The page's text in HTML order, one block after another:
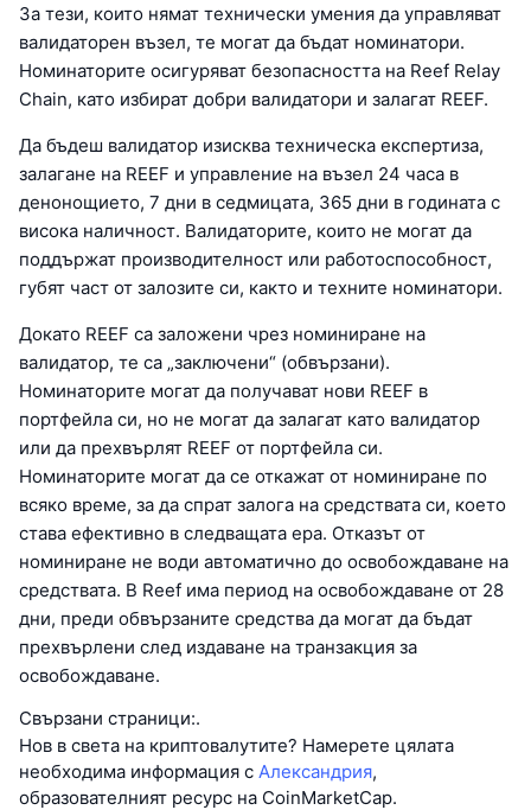
За тези, които нямат технически умения да управляват
валидаторен възел, те могат да бъдат номинатори.
Номинаторите осигуряват безопасността на Reef Relay
Chain, като избират добри валидатори и залагат REEF.
Да бъдеш валидатор изисква техническа експертиза,
залагане на REEF и управление на възел 24 часа в
денонощието, 7 дни в седмицата, 365 дни в годината с
висока наличност. Валидаторите, които не могат да
поддържат производителност или работоспособност,
губят част от залозите си, както и техните номинатори.
Докато REEF са заложени чрез номиниране на
валидатор, те са „заключени“ (обвързани).
Номинаторите могат да получават нови REEF в
портфейла си, но не могат да залагат като валидатор
или да прехвърлят REEF от портфейла си.
Номинаторите могат да се откажат от номиниране по
всяко време, за да спрат залога на средствата си, което
става ефективно в следващата ера. Отказът от
номиниране не води автоматично до освобождаване на
средствата. В Reef има период на освобождаване от 28
дни, преди обвързаните средства да могат да бъдат
прехвърлени след издаване на транзакция за
освобождаване.
Свързани страници:.
Нов в света на криптовалутите? Намерете цялата
необходима информация с Александрия,
образователният ресурс на CoinMarketCap.